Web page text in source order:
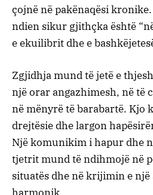
çojnë në pakënaqësi
ndien sikur gjithçka është
e ekuilibrit dhe e
Zgjidhja mund të jetë e
një orar angazhimesh, në të
në mënyrë të barabartë. Kjo
drejtësie dhe largon
Një komunikim i hapur dhe
tjetrit mund të ndihmojë në
situatës dhe në krijimin e